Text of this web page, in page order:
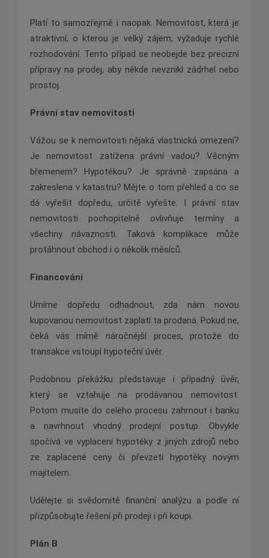
Platí to samozřejmě i naopak. Nemovitost, která je
atraktivní, o kterou je velký zájem, vyžaduje rychlé
rozhodování. Tento případ se neobejde bez precizní
přípravy na prodej, aby někde nevznikl zádrhel nebo
prostoj.
Právní stav nemovitosti
Vážou se k nemovitosti nějaká vlastnická omezení?
Je nemovitost zatížena právní vadou? Věcným
břemenem? Hypotékou? Je správně zapsána a
zakreslena v katastru? Mějte o tom přehled a co se
dá vyřešit dopředu, určitě vyřešte. I právní stav
nemovitosti pochopitelně ovlivňuje termíny a
všechny návaznosti. Taková komplikace může
protáhnout obchod i o několik měsíců.
Financování
Umíme dopředu odhadnout, zda nám novou
kupovanou nemovitost zaplatí ta prodaná. Pokud ne,
čeká vás mírně náročnější proces, protože do
transakce vstoupí hypoteční úvěr.
Podobnou překážku představuje i případný úvěr,
který se vztahuje na prodávanou nemovitost.
Potom musíte do celého procesu zahrnout i banku
a navrhnout vhodný prodejní postup. Obvykle
spočívá ve vyplacení hypotéky z jiných zdrojů nebo
ze zaplacené ceny či převzetí hypotéky novým
majitelem.
Udělejte si svědomitě finanční analýzu a podle ní
přizpůsobujte řešení při prodeji i při koupi.
Plán B